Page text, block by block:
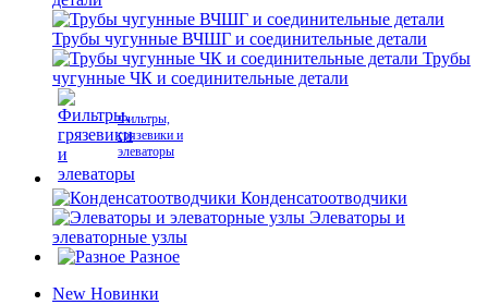
Трубы чугунные ВЧШГ и соединительные детали
Трубы
чугунные ЧК и соединительные детали
Фильтры,
грязевики и
элеваторы
Конденсатоотводчики
Элеваторы и
элеваторные узлы
Разное
New Новинки